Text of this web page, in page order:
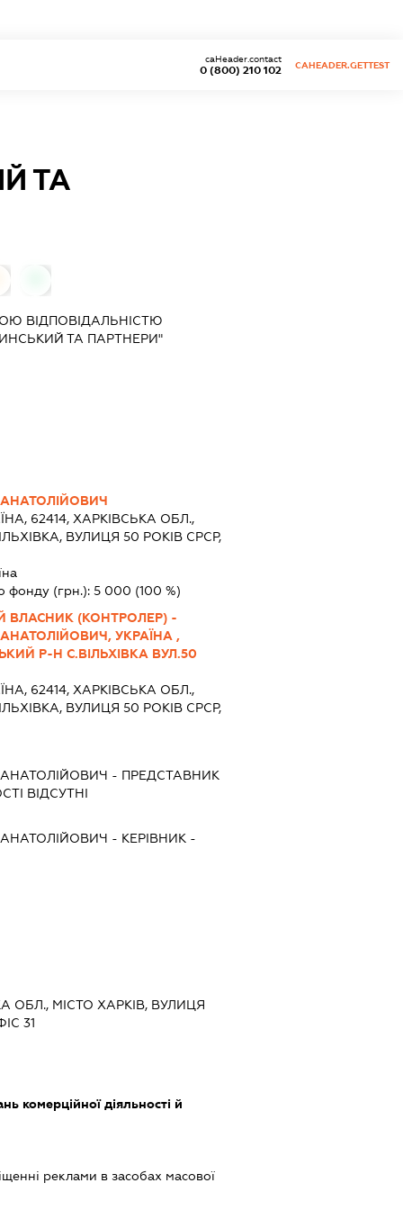
0 (800) 210 102
caHeader.contact
CAHEADER.GETTEST
ТА
ВІДПОВІДАЛЬНІСТЮ
ТА ПАРТНЕРИ"
62414, ХАРКІВСЬКА ОБЛ.,
ВУЛИЦЯ 50 РОКІВ СРСР,
фонду (грн.):5 000 (100 %)
ВЛАСНИК (КОНТРОЛЕР) -
УКРАЇНА ,
Р-Н С.ВІЛЬХІВКА ВУЛ.50
62414, ХАРКІВСЬКА ОБЛ.,
ВУЛИЦЯ 50 РОКІВ СРСР,
- ПРЕДСТАВНИК
ВІДСУТНІ
- КЕРІВНИК -
ОБЛ., МІСТО ХАРКІВ, ВУЛИЦЯ
31
комерційної діяльності й
реклами в засобах масової